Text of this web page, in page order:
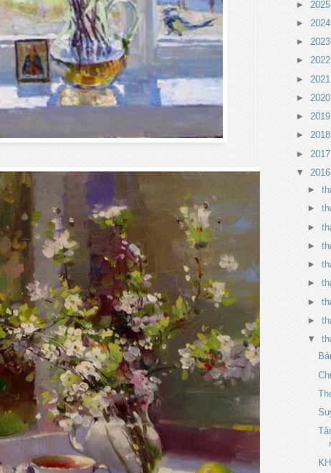
► 2025
► 2024
► 2023
► 2022
► 2021
► 2020
► 2019
► 2018
► 2017
▼ 2016
►
►
►
►
►
►
►
►
▼